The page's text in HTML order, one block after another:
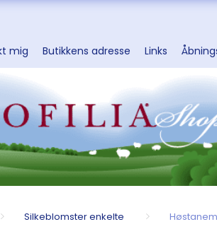
mig Butikkens adresse Links
Silkeblomster enkelte